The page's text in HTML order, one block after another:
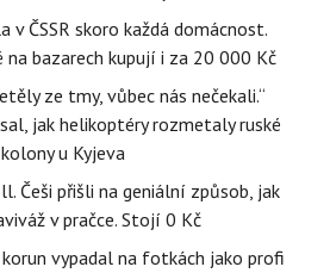
v ČSSR skoro každá domácnost.
na bazarech kupují i za 20 000 Kč
ze tmy, vůbec nás nečekali.“
jak helikoptéry rozmetaly ruské
kolony u Kyjeva
Češi přišli na geniální způsob, jak
v pračce. Stojí 0 Kč
vypadal na fotkách jako profi